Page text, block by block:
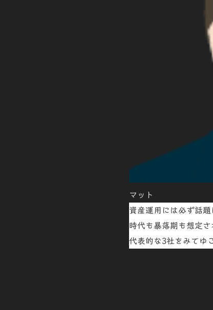
マット
資産運用には必ず話
時代も暴落期も想定
代表的な3社をみてゆ